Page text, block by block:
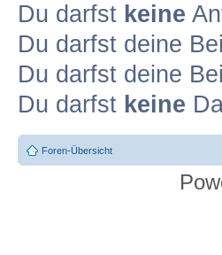
Du darfst keine
Du darfst deine
Du darfst deine
Du darfst keine
Foren-Übersicht